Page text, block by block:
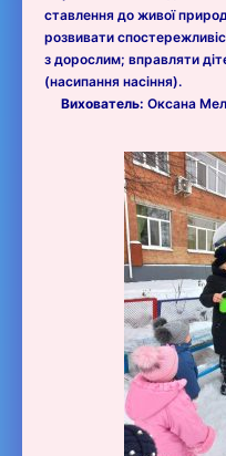
ставлення до живої
розвивати
з дорослим; вправляти
(насипання насіння).
Вихователь: Оксана